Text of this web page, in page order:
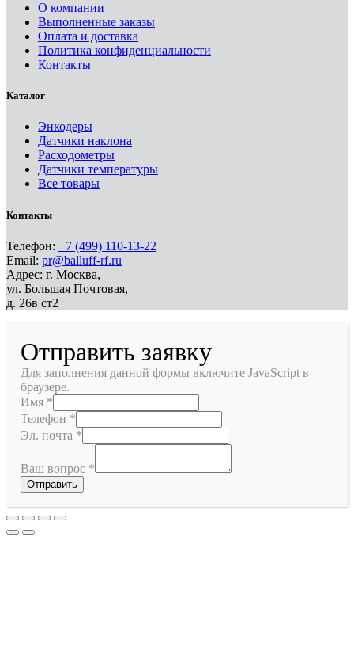
О компании
Выполненные заказы
Оплата и доставка
Политика конфиденциальности
Контакты
Каталог
Энкодеры
Датчики наклона
Расходометры
Датчики температуры
Все товары
Контакты
Телефон: +7 (499) 110-13-22
Email: pr@balluff-rf.ru
Адрес: г. Москва,
ул. Большая Почтовая,
д. 26в ст2
Отправить заявку
Для заполнения данной формы включите JavaScript в
браузере.
Имя *
Телефон *
Эл. почта *
Ваш вопрос *
Отправить